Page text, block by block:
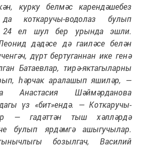
курку белмәс карендәшебез
коткаручы-водолаз булып
24 ел шул бер урында эшли.
дәдәсе дә гаиләсе белән
дүрт бертуганнан ике генә
Батаевлар, тирә-яктагыларны
һәрчак аралашып яшиләр, —
Шәймәрданова
үз «бит»ендә. — Коткаручы-
— гадәттән тыш хәлләрдә
булып ярдәмгә ашыгучылар.
бозылгач, Василий